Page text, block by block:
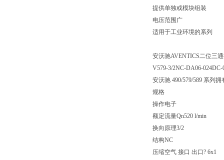
提供单独或模块组装
电压范围广
适用于工业环境的系列
安沃驰AVENTICS二位三
V579-3/2NC-DA06-024DC-
安沃驰 490/579/589 系列
规格
操作电子
额定流量Qn520 l/min
换向原理3/2
结构NC
压缩空气 接口 出口? 6x1